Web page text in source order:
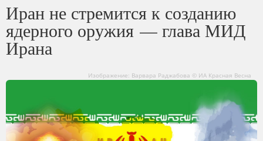
Иран не стремится к созданию
ядерного оружия — глава МИД
Ирана
Изображение: Варвара Раджабова © ИА Красная Весна